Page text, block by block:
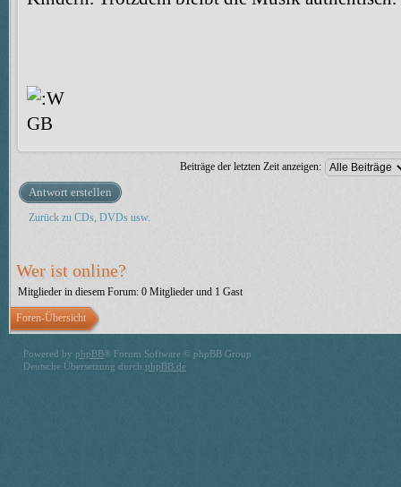
Beiträge der letzten Zeit anzeigen:
Antwort erstellen
Zurück zu CDs, DVDs usw.
Wer ist online?
Mitglieder in diesem Forum: 0 Mitglieder und 1 Gast
Foren-Übersicht
Powered by phpBB® Forum Software © phpBB Group
Deutsche Übersetzung durch phpBB.de